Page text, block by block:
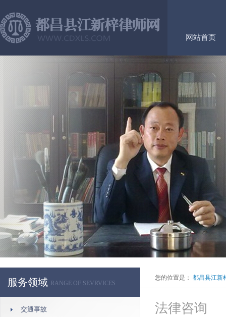
网站首页
客户评价
服务领域 RANGE OF SEVRVICES
交通事故
您的位置是： 都昌县江新
法律咨询